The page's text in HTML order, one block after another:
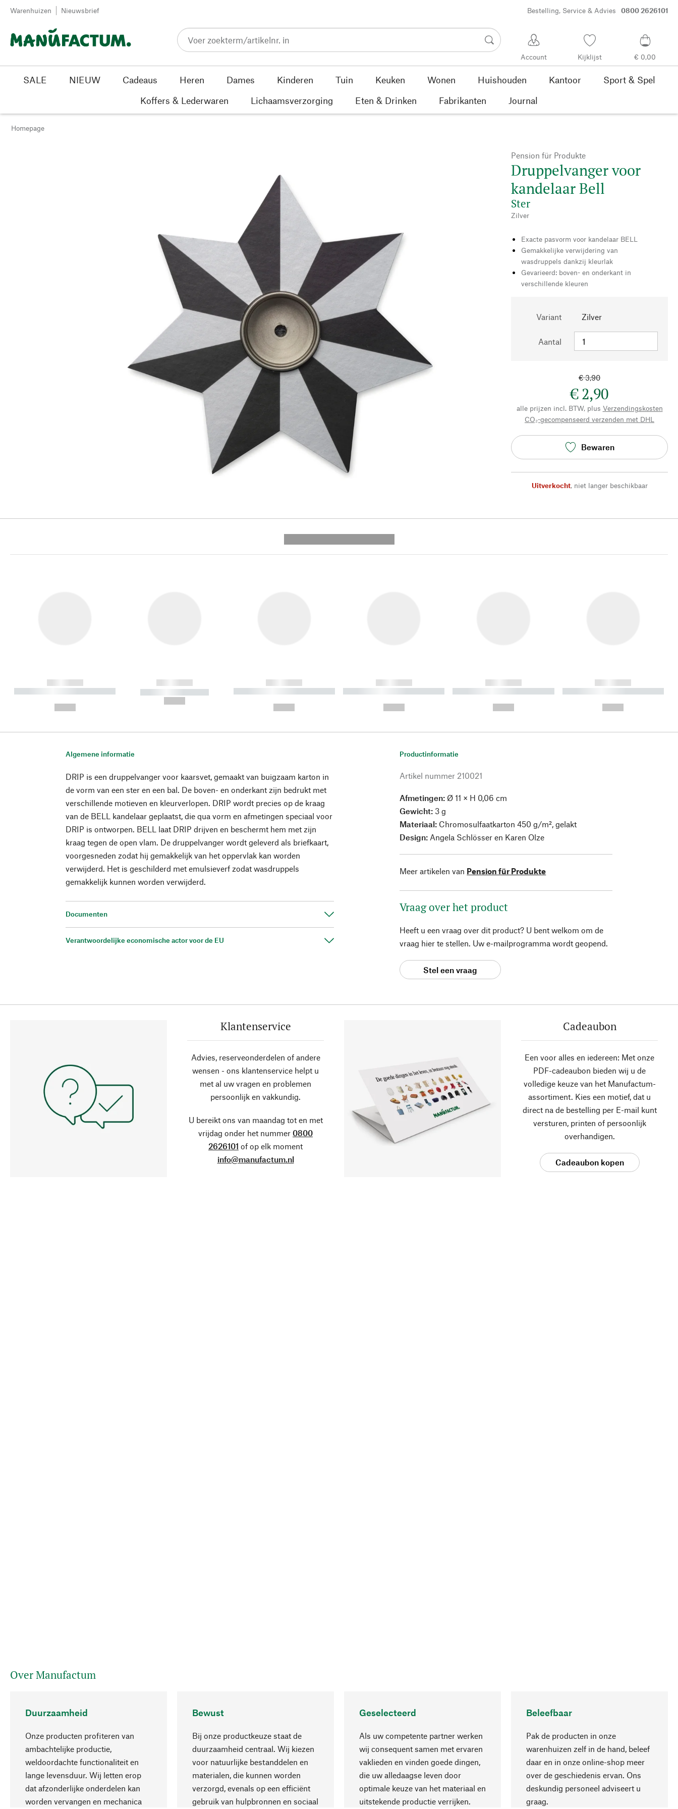
Passer au contenu
Warenhuizen Nieuwsbrief Bestelling, Service & Advies 0800 2626101
Account Kijklijst € 0,00
SALE NIEUW Cadeaus Heren Dames Kinderen Tuin Keuken Wonen Huishouden Kantoor
Sport & Spel
Koffers & Lederwaren
Lichaamsverzorging Eten & Drinken Fabrikanten Journal
Homepage
Pension für Produkte
Druppelvanger voor
kandelaar Bell
Ster
Zilver
Exacte pasvorm voor kandelaar BELL
Gemakkelijke verwijdering van
wasdruppels dankzij kleurlak
Gevarieerd: boven- en onderkant in
verschillende kleuren
Variant Zilver
Aantal
€ 3,90
€ 2,90
alle prijzen incl. BTW, plus Verzendingskosten
CO₂-gecompenseerd verzenden met DHL
Bewaren
Uitverkocht, niet langer beschikbaar
------------
----------- ----------- ----------
------------
----------- -----------
------------
----------- ----------- ----------
------------
----------- ----------- ----------
------------
----------- ----------- ----------
------------
----------- ----------- ----------
Algemene informatie
DRIP is een druppelvanger voor kaarsvet, gemaakt van buigzaam karton in
de vorm van een ster en een bal. De boven- en onderkant zijn bedrukt met
verschillende motieven en kleurverlopen. DRIP wordt precies op de kraag
van de BELL kandelaar geplaatst, die qua vorm en afmetingen speciaal voor
DRIP is ontworpen. BELL laat DRIP drijven en beschermt hem met zijn
kraag tegen de open vlam. De druppelvanger wordt geleverd als briefkaart,
voorgesneden zodat hij gemakkelijk van het oppervlak kan worden
verwijderd. Het is geschilderd met emulsieverf zodat wasdruppels
gemakkelijk kunnen worden verwijderd.
Documenten
Verantwoordelijke economische actor voor de EU
Productinformatie
Artikel nummer 210021
Afmetingen: Ø 11 × H 0,06 cm
Gewicht: 3 g
Materiaal: Chromosulfaatkarton 450 g/m², gelakt
Design: Angela Schlösser en Karen Olze
Meer artikelen van Pension für Produkte
Vraag over het product
Heeft u een vraag over dit product? U bent welkom om de
vraag hier te stellen. Uw e-mailprogramma wordt geopend.
Stel een vraag
Klantenservice
Advies, reserveonderdelen of andere
wensen - ons klantenservice helpt u
met al uw vragen en problemen
persoonlijk en vakkundig.
U bereikt ons van maandag tot en met
vrijdag onder het nummer 0800
2626101 of op elk moment
info@manufactum.nl
Cadeaubon
Een voor alles en iedereen: Met onze
PDF-cadeaubon bieden wij u de
volledige keuze van het Manufactum-
assortiment. Kies een motief, dat u
direct na de bestelling per E-mail kunt
versturen, printen of persoonlijk
overhandigen.
Cadeaubon kopen
Over Manufactum
Duurzaamheid
Onze producten profiteren van
ambachtelijke productie,
weldoordachte functionaliteit en
lange levensduur. Wij letten erop
dat afzonderlijke onderdelen kan
worden vervangen en mechanica
Bewust
Bij onze productkeuze staat de
duurzaamheid centraal. Wij kiezen
voor natuurlijke bestanddelen en
materialen, die kunnen worden
verzorgd, evenals op een efficiënt
gebruik van hulpbronnen en sociaal
Geselecteerd
Als uw competente partner werken
wij consequent samen met ervaren
vaklieden en vinden goede dingen,
die uw alledaagse leven door
optimale keuze van het materiaal en
uitstekende productie verrijken.
Beleefbaar
Pak de producten in onze
warenhuizen zelf in de hand, beleef
daar en in onze online-shop meer
over de geschiedenis ervan. Ons
deskundig personeel adviseert u
graag.
Naar boven